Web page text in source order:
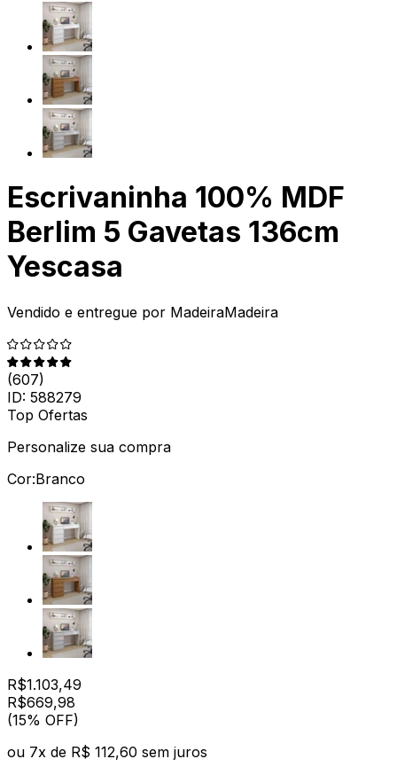
Escrivaninha 100% MDF
Berlim 5 Gavetas 136cm
Yescasa
Vendido e entregue por MadeiraMadeira
(607)
ID: 588279
Top Ofertas
Personalize sua compra
Cor:Branco
R$1.103,49
R$669,98
(15% OFF)
ou 7x de R$ 112,60 sem juros